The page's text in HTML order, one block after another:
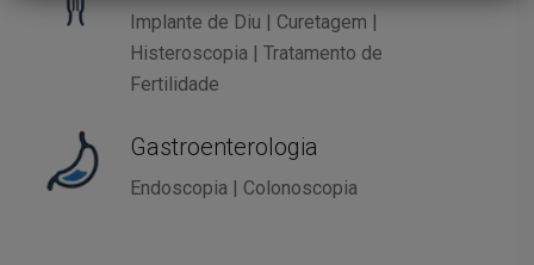
Implante de Diu | Curetagem |
Histeroscopia | Tratamento de
Fertilidade
Gastroenterologia
Endoscopia | Colonoscopia